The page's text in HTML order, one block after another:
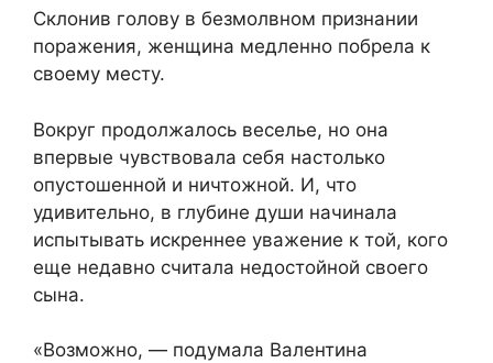
Склонив голову в безмолвном признании
поражения, женщина медленно побрела к
своему месту.
Вокруг продолжалось веселье, но она
впервые чувствовала себя настолько
опустошенной и ничтожной. И, что
удивительно, в глубине души начинала
испытывать искреннее уважение к той, кого
еще недавно считала недостойной своего
сына.
«Возможно, — подумала Валентина